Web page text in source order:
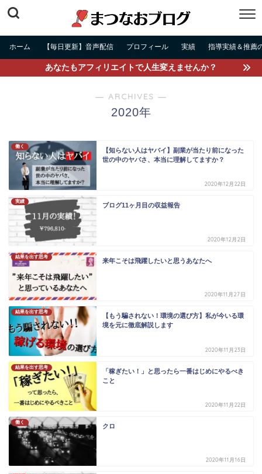
ホーム 【毎日更新】音声配信 プロフィール 実績 指導実績＆推薦
あなたもアフィリエイトで人生変えませんか？
― ARCHIVES ―
2020年
働く
【知らない人はヤバイ】副業が当たり前になった
世の中のヤバさ、本当に理解してますか？
2020年12月22日
実績
ブログ11ヶ月目の収益報告
2020年12月2日
結果を出す思考
来年こそは飛躍したいと思うあなたへ
2020年11月27日
結果を出す思考
【もう騙されない！環境の選び方】私が今いる環
境を元に徹底解説します
2020年11月23日
結果を出す思考
「稼ぎたい！」と思ったら一番はじめにやるべき
こと
2020年11月22日
働く
クロ
2020年11月16日